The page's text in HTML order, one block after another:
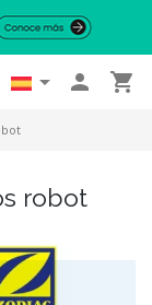
  
robot